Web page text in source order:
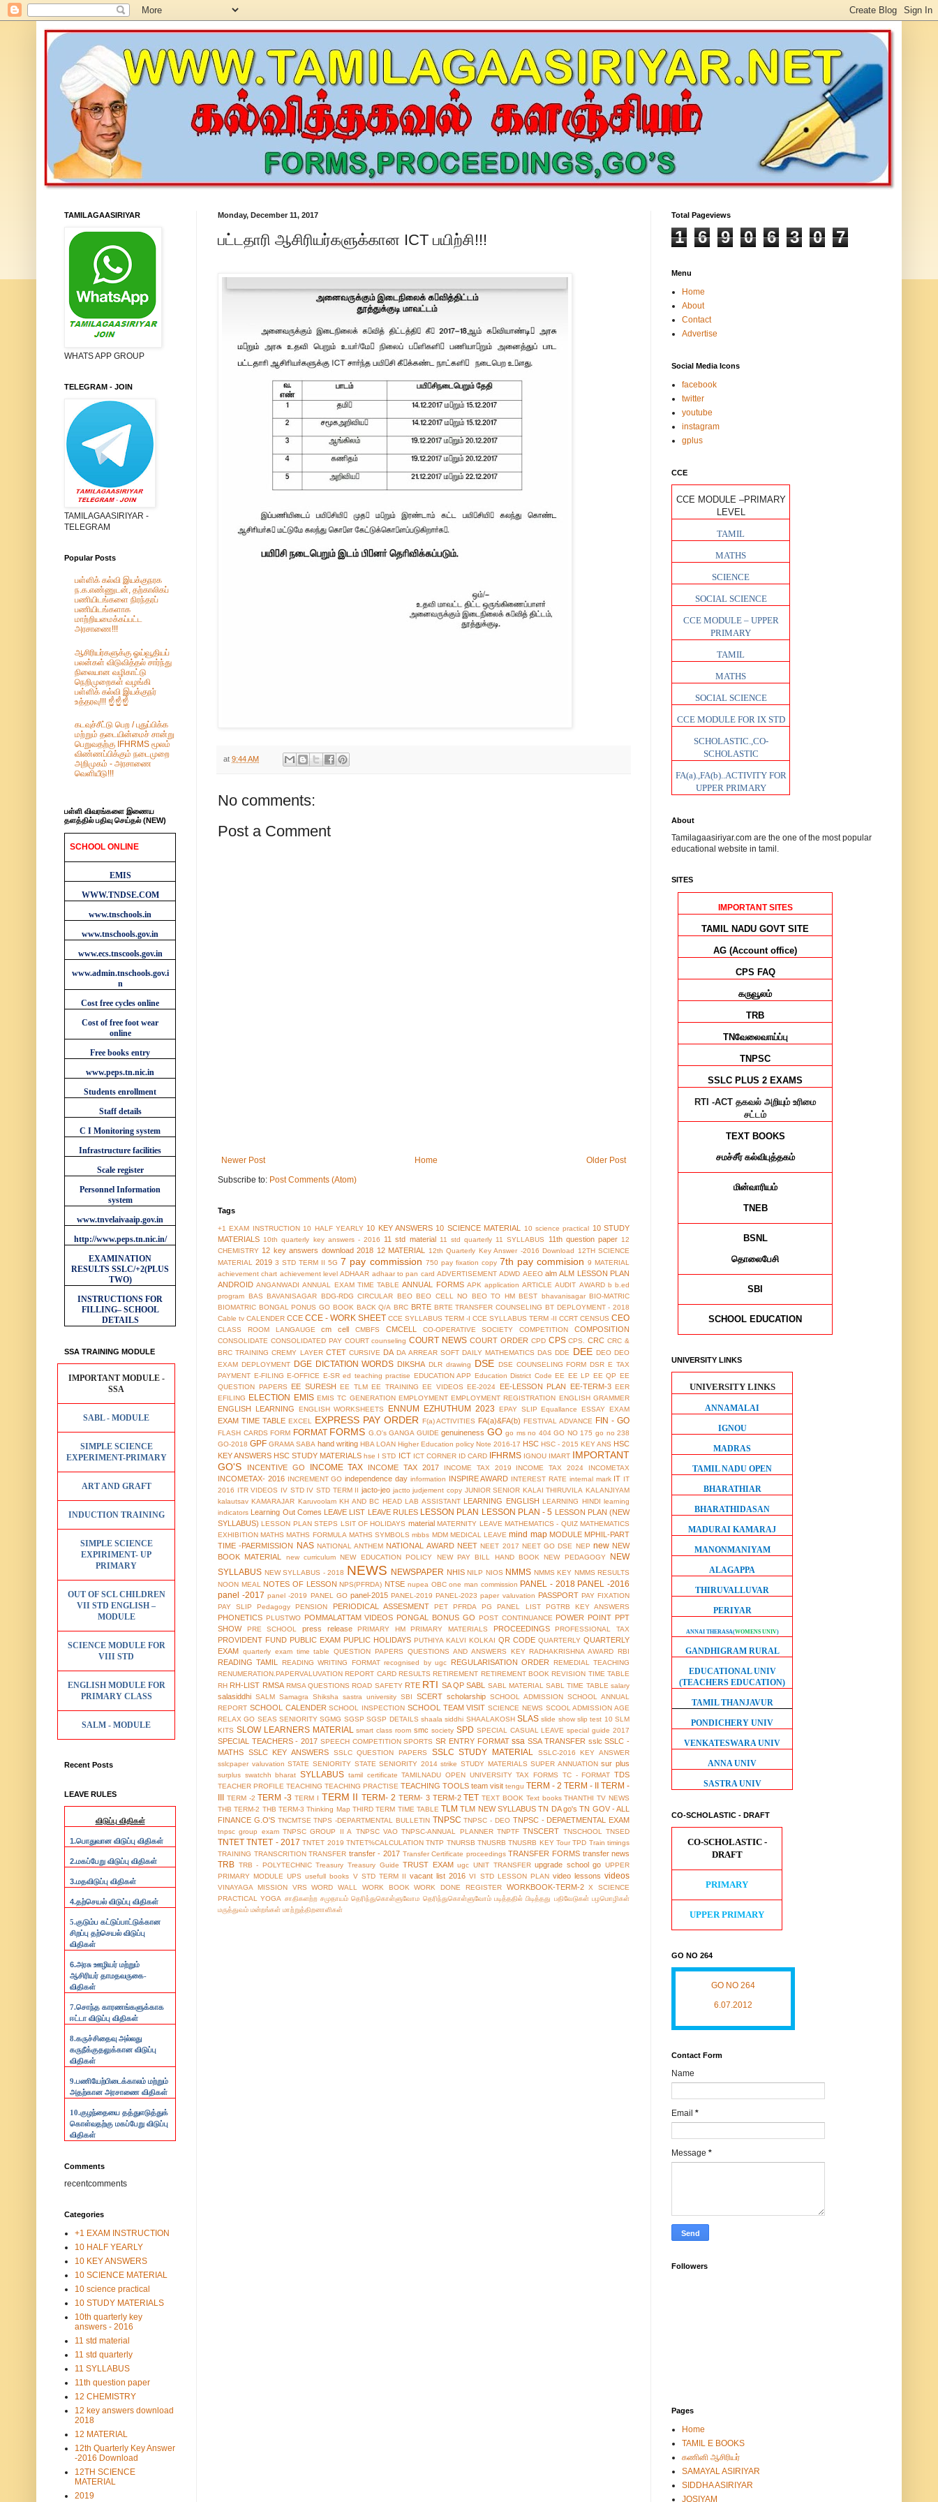
Monday, December 11, 2017
பட்டதாரி ஆசிரியர்களுக்கான ICT பயிற்சி!!!
at 9:44 AM
No comments:
Post a Comment
Newer Post Older Post
Home
Subscribe to: Post Comments (Atom)
Tags
+1 EXAM INSTRUCTION 10 HALF YEARLY 10 KEY ANSWERS 10 SCIENCE MATERIAL 10 science practical 10 STUDY
MATERIALS 10th quarterly key answers - 2016 11 std material 11 std quarterly 11 SYLLABUS 11th question paper 12
CHEMISTRY 12 key answers download 2018 12 MATERIAL 12th Quarterly Key Answer -2016 Download
12TH SCIENCE
MATERIAL
2019 3 STD TERM II 5G 7 pay commission 750 pay fixation copy 7th pay commision 9 MATERIAL
achievement chart achievement level ADHAAR adhaar to pan card ADVERTISEMENT ADWD AEEO alm ALM LESSON PLAN
ANDROID ANGANWADI ANNUAL EXAM TIME TABLE ANNUAL FORMS APK application ARTICLE AUDIT AWARD b b.ed
program BAS BAVANISAGAR BDG-RDG CIRCULAR BEO BEO CELL NO BEO TO HM BEST bhavanisagar BIO-MATRIC
BIOMATRIC BONGAL PONUS GO BOOK BACK Q/A BRC BRTE BRTE TRANSFER COUNSELING BT DEPLOYMENT - 2018
Cable tv CALENDER CCE CCE - WORK SHEET CCE SYLLABUS TERM -I CCE SYLLABUS TERM -II CCRT CENSUS CEO
CLASS ROOM LANGAUGE cm cell CMBFS CMCELL CO-OPERATIVE SOCIETY COMPETITION COMPOSITION
CONSOLIDATE CONSOLIDATED PAY COURT counseling COURT NEWS COURT ORDER CPD CPS CPS. CRC CRC &
BRC TRAINING CREMY LAYER CTET CURSIVE DA DA ARREAR SOFT DAILY MATHEMATICS DAS DDE DEE DEO DEO
EXAM DEPLOYMENT DGE DICTATION WORDS DIKSHA DLR drawing DSE DSE COUNSELING FORM DSR E TAX
PAYMENT E-FILING E-OFFICE E-SR ed teaching practise EDUCATION APP Education District Code EE EE LP EE QP EE
QUESTION PAPERS
EE SURESH EE TLM EE TRAINING EE VIDEOS EE-2024 EE-LESSON PLAN EE-TERM-3 EER
EFILING
ELECTION EMIS EMIS TC GENERATION EMPLOYMENT EMPLOYMENT REGISTRATION ENGLISH GRAMMER
ENGLISH LEARNING ENGLISH WORKSHEETS ENNUM EZHUTHUM 2023 EPAY SLIP Equallance ESSAY EXAM
EXAM TIME TABLE EXCEL EXPRESS PAY ORDER F(a) ACTIVITIES FA(a)&FA(b) FESTIVAL ADVANCE FIN - GO
FLASH CARDS FORM FORMAT FORMS G.O's GANGA GUIDE genuineness GO go ms no 404 GO NO 175 go no 238
GO-2018 GPF GRAMA SABA hand writing HBA LOAN Higher Education policy Note 2016-17 HSC HSC - 2015 KEY ANS HSC
KEY ANSWERS HSC STUDY MATERIALS hse I STD ICT ICT CORNER ID CARD IFHRMS IGNOU IMART IMPORTANT
GO'S
INCENTIVE GO INCOME TAX INCOME TAX 2017 INCOME TAX 2019 INCOME TAX 2024 INCOMETAX
INCOMETAX- 2016 INCREMENT GO independence day information INSPIRE AWARD INTEREST RATE internal mark IT IT
2016 ITR VIDEOS IV STD IV STD TERM II jacto-jeo jactto judjement copy JUNIOR SENIOR KALAI THIRUVILA KALANJIYAM
kalautsav KAMARAJAR Karuvoolam KH AND BC HEAD LAB ASSISTANT LEARNING ENGLISH LEARNING HINDI learning
indicators Learning Out Comes LEAVE LIST LEAVE RULES LESSON PLAN LESSON PLAN - 5 LESSON PLAN (NEW
SYLLABUS) LESSON PLAN STEPS LSIT OF HOLIDAYS material MATERNITY LEAVE MATHEMATICS - QUIZ MATHEMATICS
EXHIBITION MATHS MATHS FORMULA MATHS SYMBOLS mbbs MDM MEDICAL LEAVE mind map MODULE MPHIL-PART
TIME -PAERMISSION
NAS NATIONAL ANTHEM NATIONAL AWARD NEET NEET 2017 NEET GO DSE NEP new NEW
BOOK MATERIAL
new curriculum NEW EDUCATION POLICY NEW PAY BILL HAND BOOK NEW PEDAGOGY
NEW
SYLLABUS NEW SYLLABUS - 2018 NEWS NEWSPAPER NHIS NILP NIOS NMMS NMMS KEY NMMS RESULTS
NOON MEAL
NOTES OF LESSON NPS(PFRDA) NTSE nupea OBC one man commission PANEL - 2018 PANEL -2016
panel -2017 panel -2019 PANEL GO panel-2015 PANEL-2019 PANEL-2023 paper valuvation PASSPORT PAY FIXATION
PAY SLIP
Pedagogy PENSION PERIODICAL ASSESMENT PET PFRDA PG PANEL LIST PGTRB KEY ANSWERS
PHONETICS PLUSTWO POMMALATTAM VIDEOS PONGAL BONUS GO POST CONTINUANCE POWER POINT PPT
SHOW
PRE SCHOOL press release PRIMARY HM PRIMARY MATERIALS PROCEEDINGS PROFESSIONAL TAX
PROVIDENT FUND PUBLIC EXAM PUPLIC HOLIDAYS PUTHIYA KALVI KOLKAI QR CODE QUARTERLY QUARTERLY
EXAM quarterly exam time table QUESTION PAPERS QUESTIONS AND ANSWERS KEY RADHAKRISHNA AWARD RBI
READING TAMIL READING WRITING FORMAT recognised by ugc REGULARISATION ORDER
REMEDIAL TEACHING
RENUMERATION.PAPERVALUVATION REPORT CARD RESULTS RETIREMENT RETIREMENT BOOK REVISION TIME TABLE
RH RH-LIST RMSA RMSA QUESTIONS ROAD SAFETY RTE RTI SA QP SABL SABL MATERIAL SABL TIME TABLE salary
salasiddhi SALM Samagra Shiksha sastra university SBI SCERT scholarship SCHOOL ADMISSION SCHOOL ANNUAL
REPORT SCHOOL CALENDER SCHOOL INSPECTION SCHOOL TEAM VISIT SCIENCE NEWS SCOOL ADMISSION AGE
RELAX GO SEAS SENIORITY SGMG SGSP SGSP DETAILS shaala siddhi SHAALAKOSH SLAS slide show slip test 10 SLM
KITS SLOW LEARNERS MATERIAL smart class room smc society SPD SPECIAL CASUAL LEAVE special guide 2017
SPECIAL TEACHERS - 2017 SPEECH COMPETITION SPORTS SR ENTRY FORMAT ssa SSA TRANSFER sslc SSLC -
MATHS SSLC KEY ANSWERS SSLC QUESTION PAPERS SSLC STUDY MATERIAL
SSLC-2016 KEY ANSWER
sslcpaper valuvation STATE SENIORITY STATE SENIORITY 2014 strike STUDY MATERIALS SUPER ANNUATION sur plus
surplus swatchh bharat SYLLABUS tamil certificate TAMILNADU OPEN UNIVERSITY TAX FORMS TC - FORMAT TDS
TEACHER PROFILE TEACHING TEACHING PRACTISE TEACHING TOOLS team visit tengu TERM - 2 TERM - II
TERM -
TERM -2 TERM -3 TERM I TERM II TERM- 2 TERM- 3 TERM-2 TET TEXT BOOK Text books THANTHI TV NEWS
THB TERM-2 THB TERM-3 Thinking Map THIRD TERM TIME TABLE TLM TLM NEW SYLLABUS TN DA go's TN GOV - ALL
FINANCE G.O'S TNCMTSE TNPS -DEPARTMENTAL BULLETIN TNPSC TNPSC - DEO TNPSC - DEPAETMENTAL EXAM
tnpsc group exam TNPSC GROUP II A TNPSC VAO TNPSC-ANNUAL PLANNER TNPTF TNSCERT TNSCHOOL TNSED
TNTET TNTET - 2017 TNTET 2019 TNTET%CALCULATION TNTP TNURSB TNUSRB TNUSRB KEY Tour TPD Train timings
TRAINING TRANSCRITION TRANSFER transfer - 2017 Transfer Certificate proceedings TRANSFER FORMS transfer news
TRB TRB - POLYTECHNIC Treasury Treasury Guide TRUST EXAM ugc UNIT TRANSFER upgrade school go UPPER
PRIMARY MODULE UPS usefull books V STD TERM II vacant list 2016 VI STD LESSON PLAN video lessons videos
VINAYAGA MISSION VRS WORD WALL WORK BOOK WORK DONE REGISTER WORKBOOK-TERM-2
X SCIENCE
PRACTICAL
YOGA சாதிகளற்ற சமுதாயம் தெரிந்துகொள்ளுவோம தெரிந்துகொள்ளுவோம் படித்ததில் பிடித்தது பதிவேடுகள் பழமொழிகள்
மருத்துவம் மன்றங்கள் மாற்றுத்திறனாளிகள்
TAMILAGAASIRIYAR
WHATS APP GROUP
TELEGRAM - JOIN
TAMILAGAASIRIYAR -
TELEGRAM
Popular Posts
பள்ளிக் கல்வி இயக்குநரக
ந.க.எண்ணுடன், தற்காலிகப்
பணியிடங்களை நிரந்தரப்
பணியிடங்களாக
மாற்றியமைக்கப்பட்ட
அரசாணை!!!
ஆசிரியர்களுக்கு ஓய்வூதியப்
பலன்கள் விடுவித்தல் சார்ந்து
நிலையான வழிகாட்டு
நெறிமுறைகள் வழங்கி
பள்ளிக் கல்வி இயக்குநர்
உத்தரவு!!! ☝️☝️☝️
கடவுச்சீட்டு பெற / புதுப்பிக்க
மற்றும் தடையின்மைச் சான்று
பெறுவதற்கு IFHRMS மூலம்
விண்ணப்பிக்கும் நடைமுறை
அறிமுகம் - அரசாணை
வெளியீடு!!!
பள்ளி விவரங்களை இணைய
தளத்தில் பதிவு செய்தல் (NEW)
SCHOOL ONLINE
EMIS
WWW.TNDSE.COM
www.tnschools.in
www.tnschools.gov.in
www.ecs.tnscools.gov.in
www.admin.tnschools.gov.i
n
Cost free cycles online
Cost of free foot wear
online
Free books entry
www.peps.tn.nic.in
Students enrollment
Staff details
C I Monitoring system
Infrastructure facilities
Scale register
Personnel Information
system
www.tnvelaivaaip.gov.in
http://www.peps.tn.nic.in/
EXAMINATION
RESULTS SSLC/+2(PLUS
TWO)
INSTRUCTIONS FOR
FILLING– SCHOOL
DETAILS
SSA TRAINING MODULE
IMPORTANT MODULE -
SSA
SABL - MODULE
SIMPLE SCIENCE
EXPERIMENT-PRIMARY
ART AND GRAFT
INDUCTION TRAINING
SIMPLE SCIENCE
EXPIRIMENT- UP
PRIMARY
OUT OF SCL CHILDREN
VII STD ENGLISH –
MODULE
SCIENCE MODULE FOR
VIII STD
ENGLISH MODULE FOR
PRIMARY CLASS
SALM - MODULE
Recent Posts
LEAVE RULES
விடுப்பு விதிகள்
1.பொதுவான விடுப்பு விதிகள்
2.மகப்பேறு விடுப்பு விதிகள்
3.மதவிடுப்பு விதிகள்
4.தற்செயல் விடுப்பு விதிகள்
5.குடும்ப கட்டுப்பாட்டுக்கான
சிறப்பு தற்செயல் விடுப்பு
விதிகள்
6.அரசு ஊழியர் மற்றும்
ஆசிரியர் தாமதவருகை-
விதிகள்
7.சொந்த காரணங்களுக்காக
ஈட்டா விடுப்பு விதிகள்
8.கருச்சிதைவு அல்லது
கருநீக்குதலுக்கான விடுப்பு
விதிகள்
9.பணியேற்பிடைக்காலம் மற்றும்
அதற்கான அரசாணை விதிகள்
10.குழந்தையை தத்துஎடுத்துக்
கொள்வதற்கு மகப்பேறு விடுப்பு
விதிகள்
Comments
recentcomments
Categories
+1 EXAM INSTRUCTION
10 HALF YEARLY
10 KEY ANSWERS
10 SCIENCE MATERIAL
10 science practical
10 STUDY MATERIALS
10th quarterly key
answers - 2016
11 std material
11 std quarterly
11 SYLLABUS
11th question paper
12 CHEMISTRY
12 key answers download
2018
12 MATERIAL
12th Quarterly Key Answer
-2016 Download
12TH SCIENCE
MATERIAL
2019
Total Pageviews
1 6 9 0 6 3 0 7
Menu
Home
About
Contact
Advertise
Social Media Icons
facebook
twitter
youtube
instagram
gplus
CCE
CCE MODULE –PRIMARY
LEVEL
TAMIL
MATHS
SCIENCE
SOCIAL SCIENCE
CCE MODULE – UPPER
PRIMARY
TAMIL
MATHS
SOCIAL SCIENCE
CCE MODULE FOR IX STD
SCHOLASTIC.,CO-
SCHOLASTIC
FA(a).,FA(b)..ACTIVITY FOR
UPPER PRIMARY
About
Tamilagaasiriyar.com are the one of the most popular
educational website in tamil.
SITES
IMPORTANT SITES
TAMIL NADU GOVT SITE
AG (Account office)
CPS FAQ
கருவூலம்
TRB
TNவேலைவாய்ப்பு
TNPSC
SSLC PLUS 2 EXAMS
RTI -ACT தகவல் அறியும் உரிமை
சட்டம்
TEXT BOOKS
சமச்சீர் கல்விபுத்தகம்
மின்வாரியம்
TNEB
BSNL
தொலைபேசி
SBI
SCHOOL EDUCATION
UNIVERSITY LINKS
UNIVERSITY LINKS
ANNAMALAI
IGNOU
MADRAS
TAMIL NADU OPEN
BHARATHIAR
BHARATHIDASAN
MADURAI KAMARAJ
MANONMANIYAM
ALAGAPPA
THIRUVALLUVAR
PERIYAR
ANNAI THERASA(WOMENS UNIV)
GANDHIGRAM RURAL
EDUCATIONAL UNIV
(TEACHERS EDUCATION)
TAMIL THANJAVUR
PONDICHERY UNIV
VENKATESWARA UNIV
ANNA UNIV
SASTRA UNIV
CO-SCHOLASTIC - DRAFT
CO-SCHOLASTIC -
DRAFT
PRIMARY
UPPER PRIMARY
GO NO 264
GO NO 264
6.07.2012
Contact Form
Name
Email *
Message *
Followers
Pages
Home
TAMIL E BOOKS
கணினி ஆசிரியர்
SAMAYAL ASIRIYAR
SIDDHA ASIRIYAR
JOSIYAM